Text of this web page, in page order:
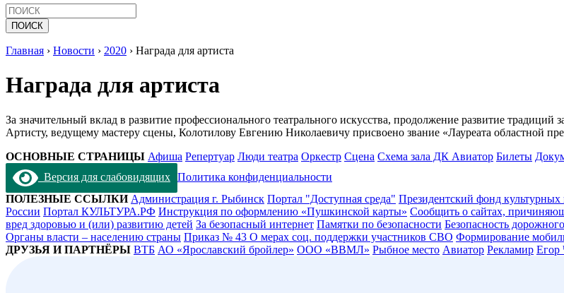
Главная › Новости › 2020 › Награда для артиста
Награда для артиста
За значительный вклад в развитие профессионального театрального искусства, продолжение развитие
Артисту, ведущему мастеру сцены, Колотилову Евгению Николаевичу присвоено звание «Лауреата областной
ОСНОВНЫЕ СТРАНИЦЫ Афиша Репертуар Люди театра Оркестр Сцена Схема зала ДК Авиатор Билеты
Версия для слабовидящих Политика конфиденциальности
ПОЛЕЗНЫЕ ССЫЛКИ Администрация г. Рыбинск Портал "Доступная среда" Президентский фонд
России Портал КУЛЬТУРА.РФ Инструкция по оформлению «Пушкинской карты» Сообщить о сайтах,
вред здоровью и (или) развитию детей За безопасный интернет Памятки по безопасности Безопасность
Органы власти – населению страны Приказ № 43 О мерах соц. поддержки участников СВО Формирование
ДРУЗЬЯ И ПАРТНЁРЫ ВТБ АО «Ярославский бройлер» ООО «ВВМЛ» Рыбное место Авиатор Рекламир Егор